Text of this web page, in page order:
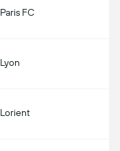
Paris FC
Lyon
Lorient